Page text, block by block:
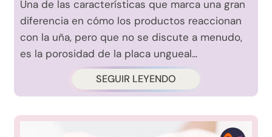
Una de las características que marca una gran
diferencia en cómo los productos reaccionan
con la uña, pero que no se discute a menudo,
es la porosidad de la placa ungueal...
SEGUIR LEYENDO